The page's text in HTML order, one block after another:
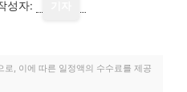
성자:
, 이에 따른 일정액의 수수료를 제공